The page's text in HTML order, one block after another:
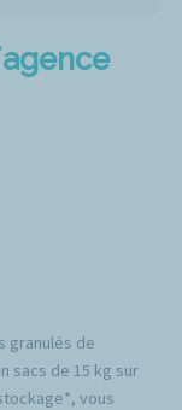
granulés de
sacs de 15 kg sur
vous